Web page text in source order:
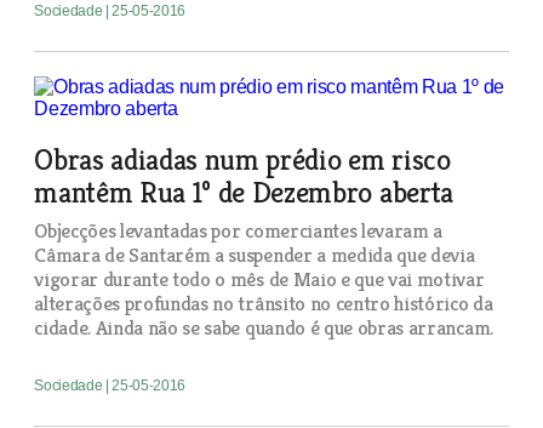
Sociedade | 25-05-2016
Obras adiadas num prédio em risco
mantêm Rua 1º de Dezembro aberta
Objecções levantadas por comerciantes levaram a
Câmara de Santarém a suspender a medida que devia
vigorar durante todo o mês de Maio e que vai motivar
alterações profundas no trânsito no centro histórico da
cidade. Ainda não se sabe quando é que obras arrancam.
Sociedade | 25-05-2016